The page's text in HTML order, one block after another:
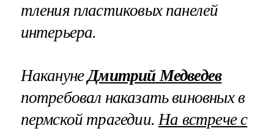
тления пластиковых панелей
интерьера.
НаканунеДмитрий Медведев
потребовал наказать виновных в
пермской трагедии. На встрече с